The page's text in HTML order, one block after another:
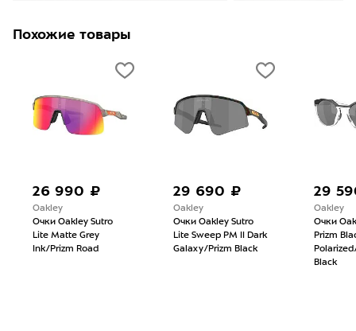
Похожие товары
26 990 ₽
Oakley
Очки Oakley Sutro
Lite Matte Grey
Ink/Prizm Road
29 690 ₽
Oakley
Очки Oakley Sutro
Lite Sweep PM II Dark
Galaxy/Prizm Black
29
Oakley
Очки
Prizm
Black